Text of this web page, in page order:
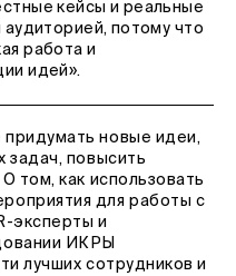
кейсы и реальные
потому что
работа и
идей».
новые идеи,
задач, повысить
том, как использовать
для работы с
эксперты и
ИКРЫ
лучших сотрудников и